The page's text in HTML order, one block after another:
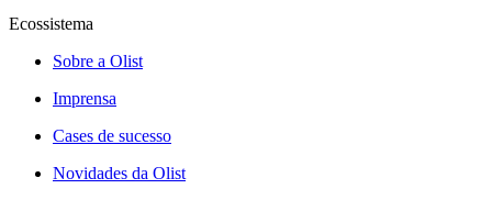
Ecossistema
Sobre a Olist
Imprensa
Cases de sucesso
Novidades da Olist